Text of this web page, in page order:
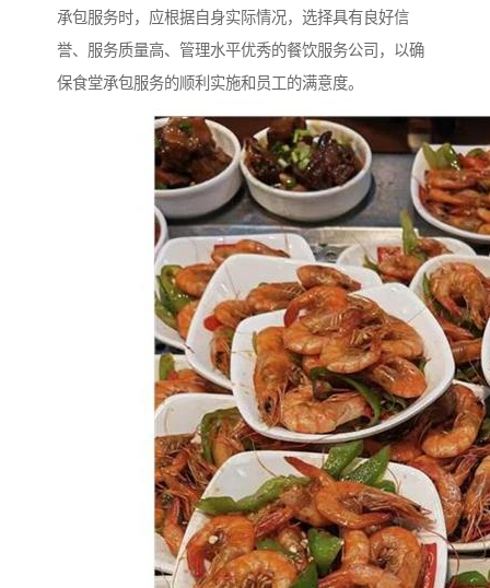
承包服务时，应根据自身实际情况，选择具有良好信
誉、服务质量高、管理水平优秀的餐饮服务公司，以确
保食堂承包服务的顺利实施和员工的满意度。